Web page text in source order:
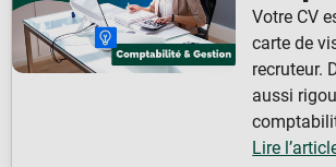
Votre CV
carte de
recruteur.
aussi
Lire